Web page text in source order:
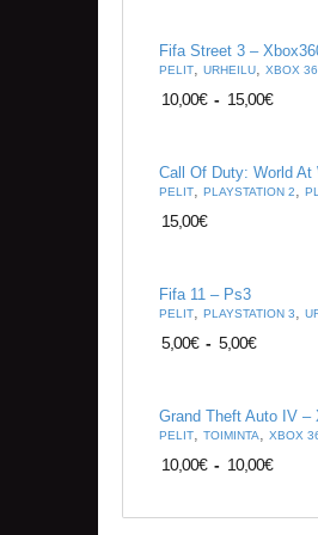
Fifa Street 3 –
PELIT, URHEILU, XBOX
10,00€ - 15,00€
Call Of Duty: World At
PELIT, PLAYSTATION 2,
15,00€
Fifa 11 – Ps3
PELIT, PLAYSTATION 3,
5,00€ - 5,00€
Grand Theft Auto IV –
PELIT, TOIMINTA, XBOX
10,00€ - 10,00€